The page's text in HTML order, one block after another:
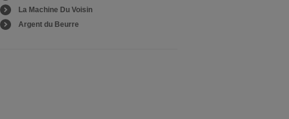
La Machine Du Voisin
Argent du Beurre